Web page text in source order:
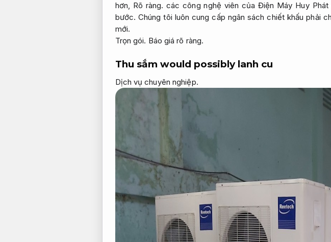
hơn, Rõ ràng. các công nghệ viên của Điện Máy Huy
bước. Chúng tôi luôn cung cấp ngân sách chiết khấu phải
mới.
Trọn gói. Báo giá rõ ràng.
Thu sắm would possibly lanh cu
Dịch vụ chuyên nghiệp.